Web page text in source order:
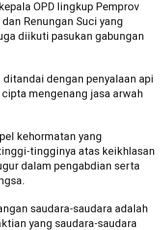
OPD lingkup Pemprov
Renungan Suci yang
diikuti pasukan gabungan
dengan penyalaan api
mengenang jasa arwah
kehormatan yang
tingginya atas keikhlasan
dalam pengabdian serta
saudara-saudara adalah
yang saudara-saudara